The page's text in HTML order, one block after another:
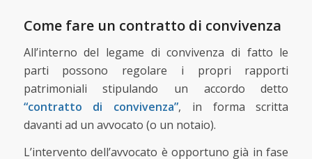
Come fare un contratto di convivenza
All’interno del legame di convivenza di fatto le
parti possono regolare i propri rapporti
patrimoniali stipulando un accordo detto
“contratto di convivenza”, in forma scritta
davanti ad un avvocato (o un notaio).
L’intervento dell’avvocato è opportuno già in fase